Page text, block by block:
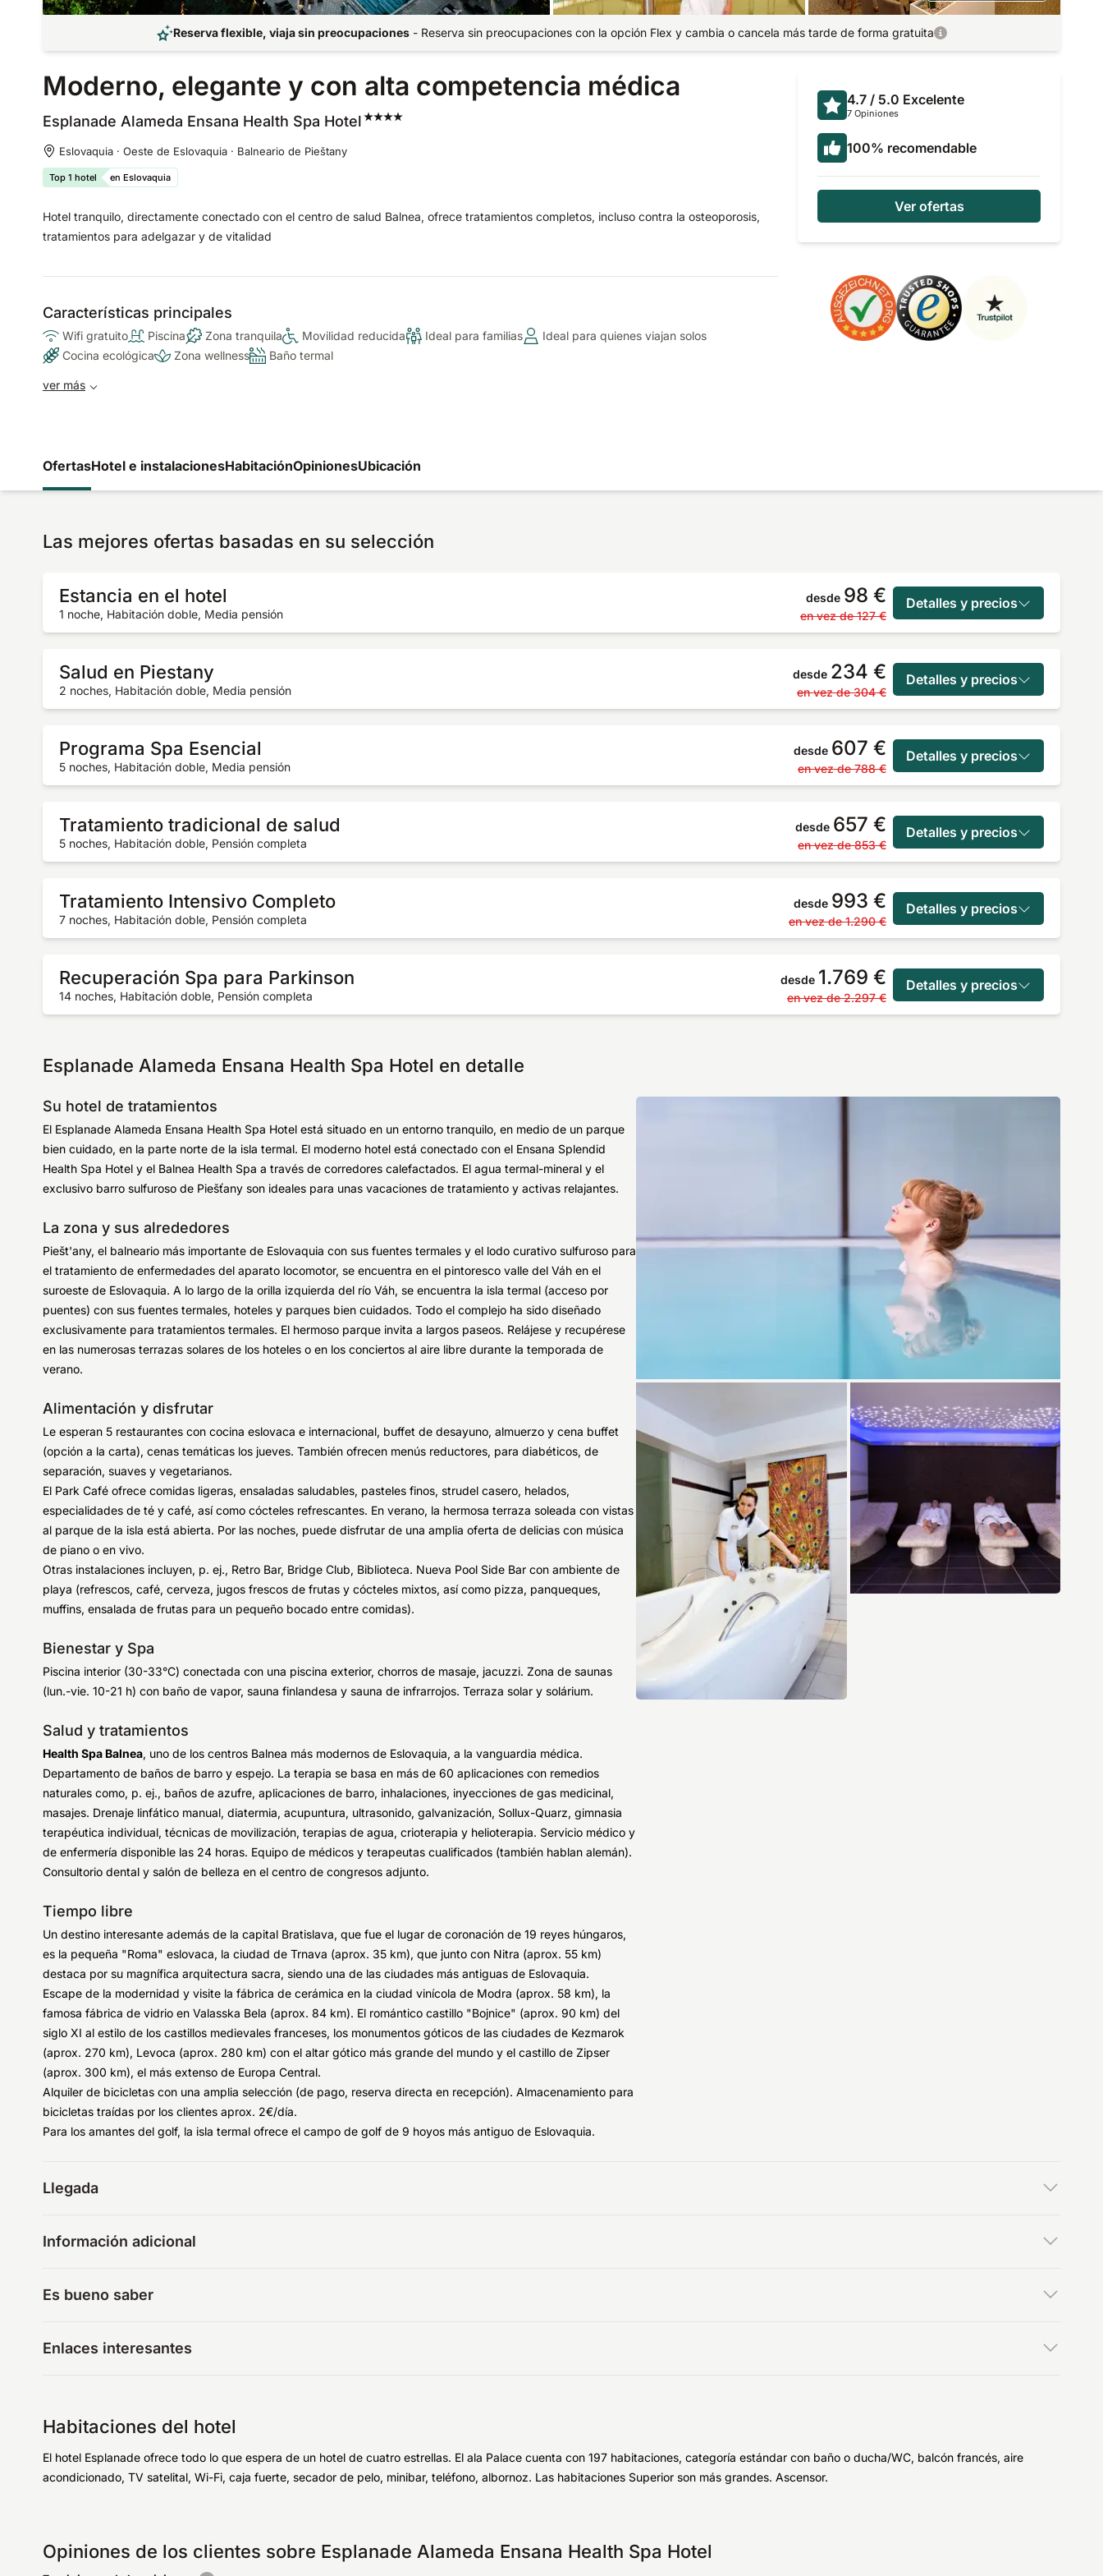
Reserva flexible, viaja sin preocupaciones- Reserva sin preocupaciones con la opción Flex y cambia o cancela más tarde de forma gratuita
Moderno, elegante y con alta competencia médica
Esplanade Alameda Ensana Health Spa Hotel
Eslovaquia · Oeste de Eslovaquia · Balneario de Pieštany
Top 1 hotel en Eslovaquia
4.7 / 5.0 Excelente
7 Opiniones
100% recomendable
Ver ofertas
Hotel tranquilo, directamente conectado con el centro de salud Balnea, ofrece tratamientos completos, incluso contra la osteoporosis,
tratamientos para adelgazar y de vitalidad
Características principales
Wifi gratuito Piscina Zona tranquila Movilidad reducida Ideal para familias
Ideal para quienes viajan solos
Cocina ecológica
Zona wellness Baño termal
ver más
OfertasHotel e instalacionesHabitaciónOpinionesUbicación
Las mejores ofertas basadas en su selección
Estancia en el hotel
1 noche, Habitación doble, Media pensión
desde 98 €
en vez de 127 €
Detalles y precios
Salud en Piestany
2 noches, Habitación doble, Media pensión
desde 234 €
en vez de 304 €
Detalles y precios
Programa Spa Esencial
5 noches, Habitación doble, Media pensión
desde 607 €
en vez de 788 €
Detalles y precios
Tratamiento tradicional de salud
5 noches, Habitación doble, Pensión completa
desde 657 €
en vez de 853 €
Detalles y precios
Tratamiento Intensivo Completo
7 noches, Habitación doble, Pensión completa
desde 993 €
en vez de 1.290 €
Detalles y precios
Recuperación Spa para Parkinson
14 noches, Habitación doble, Pensión completa
desde 1.769 €
en vez de 2.297 €
Detalles y precios
Esplanade Alameda Ensana Health Spa Hotel en detalle
Su hotel de tratamientos
El Esplanade Alameda Ensana Health Spa Hotel está situado en un entorno tranquilo, en medio de un parque
bien cuidado, en la parte norte de la isla termal. El moderno hotel está conectado con el Ensana Splendid
Health Spa Hotel y el Balnea Health Spa a través de corredores calefactados. El agua termal-mineral y el
exclusivo barro sulfuroso de Piešťany son ideales para unas vacaciones de tratamiento y activas relajantes.
La zona y sus alrededores
Piešt'any, el balneario más importante de Eslovaquia con sus fuentes termales y el lodo curativo sulfuroso para
el tratamiento de enfermedades del aparato locomotor, se encuentra en el pintoresco valle del Váh en el
suroeste de Eslovaquia. A lo largo de la orilla izquierda del río Váh, se encuentra la isla termal (acceso por
puentes) con sus fuentes termales, hoteles y parques bien cuidados. Todo el complejo ha sido diseñado
exclusivamente para tratamientos termales. El hermoso parque invita a largos paseos. Relájese y recupérese
en las numerosas terrazas solares de los hoteles o en los conciertos al aire libre durante la temporada de
verano.
Alimentación y disfrutar
Le esperan 5 restaurantes con cocina eslovaca e internacional, buffet de desayuno, almuerzo y cena buffet
(opción a la carta), cenas temáticas los jueves. También ofrecen menús reductores, para diabéticos, de
separación, suaves y vegetarianos.
El Park Café ofrece comidas ligeras, ensaladas saludables, pasteles finos, strudel casero, helados,
especialidades de té y café, así como cócteles refrescantes. En verano, la hermosa terraza soleada con vistas
al parque de la isla está abierta. Por las noches, puede disfrutar de una amplia oferta de delicias con música
de piano o en vivo.
Otras instalaciones incluyen, p. ej., Retro Bar, Bridge Club, Biblioteca. Nueva Pool Side Bar con ambiente de
playa (refrescos, café, cerveza, jugos frescos de frutas y cócteles mixtos, así como pizza, panqueques,
muffins, ensalada de frutas para un pequeño bocado entre comidas).
Bienestar y Spa
Piscina interior (30-33°C) conectada con una piscina exterior, chorros de masaje, jacuzzi. Zona de saunas
(lun.-vie. 10-21 h) con baño de vapor, sauna finlandesa y sauna de infrarrojos. Terraza solar y solárium.
Salud y tratamientos
Health Spa Balnea, uno de los centros Balnea más modernos de Eslovaquia, a la vanguardia médica.
Departamento de baños de barro y espejo. La terapia se basa en más de 60 aplicaciones con remedios
naturales como, p. ej., baños de azufre, aplicaciones de barro, inhalaciones, inyecciones de gas medicinal,
masajes. Drenaje linfático manual, diatermia, acupuntura, ultrasonido, galvanización, Sollux-Quarz, gimnasia
terapéutica individual, técnicas de movilización, terapias de agua, crioterapia y helioterapia. Servicio médico y
de enfermería disponible las 24 horas. Equipo de médicos y terapeutas cualificados (también hablan alemán).
Consultorio dental y salón de belleza en el centro de congresos adjunto.
Tiempo libre
Un destino interesante además de la capital Bratislava, que fue el lugar de coronación de 19 reyes húngaros,
es la pequeña "Roma" eslovaca, la ciudad de Trnava (aprox. 35 km), que junto con Nitra (aprox. 55 km)
destaca por su magnífica arquitectura sacra, siendo una de las ciudades más antiguas de Eslovaquia.
Escape de la modernidad y visite la fábrica de cerámica en la ciudad vinícola de Modra (aprox. 58 km), la
famosa fábrica de vidrio en Valasska Bela (aprox. 84 km). El romántico castillo "Bojnice" (aprox. 90 km) del
siglo XI al estilo de los castillos medievales franceses, los monumentos góticos de las ciudades de Kezmarok
(aprox. 270 km), Levoca (aprox. 280 km) con el altar gótico más grande del mundo y el castillo de Zipser
(aprox. 300 km), el más extenso de Europa Central.
Alquiler de bicicletas con una amplia selección (de pago, reserva directa en recepción). Almacenamiento para
bicicletas traídas por los clientes aprox. 2€/día.
Para los amantes del golf, la isla termal ofrece el campo de golf de 9 hoyos más antiguo de Eslovaquia.
Llegada
Información adicional
Es bueno saber
Enlaces interesantes
Habitaciones del hotel
El hotel Esplanade ofrece todo lo que espera de un hotel de cuatro estrellas. El ala Palace cuenta con 197 habitaciones, categoría estándar con baño o ducha/WC, balcón francés, aire
acondicionado, TV satelital, Wi-Fi, caja fuerte, secador de pelo, minibar, teléfono, albornoz. Las habitaciones Superior son más grandes. Ascensor.
Opiniones de los clientes sobre Esplanade Alameda Ensana Health Spa Hotel